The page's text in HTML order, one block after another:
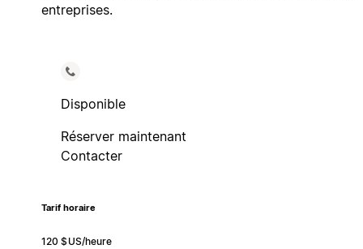
entreprises.
Disponible
Réserver maintenant
Contacter
Tarif horaire
120 $US/heure